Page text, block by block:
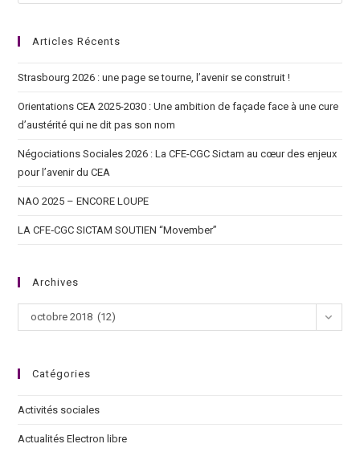
Articles Récents
Strasbourg 2026 : une page se tourne, l’avenir se construit !
Orientations CEA 2025-2030 : Une ambition de façade face à une cure
d’austérité qui ne dit pas son nom
Négociations Sociales 2026 : La CFE-CGC Sictam au cœur des enjeux
pour l’avenir du CEA
NAO 2025 – ENCORE LOUPE
LA CFE‑CGC SICTAM SOUTIEN “Movember”
Archives
octobre 2018 (12)
Catégories
Activités sociales
Actualités Electron libre